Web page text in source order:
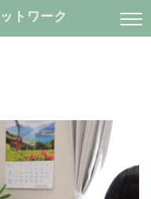
トワーク